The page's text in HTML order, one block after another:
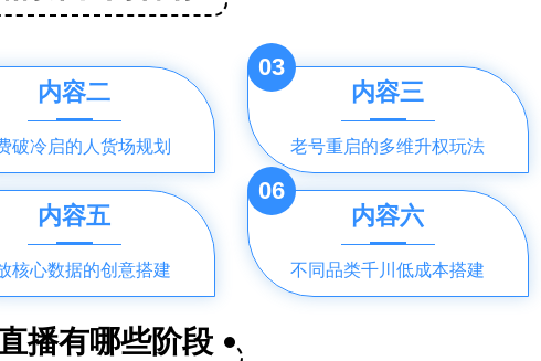
内容二
破冷启的人货场规划
03
内容三
老号重启的多维升权玩法
内容五
核心数据的创意搭建
06
内容六
不同品类千川低成本搭建
播有哪些阶段